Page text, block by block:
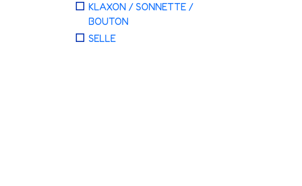
KLAXON / SONNETTE /
BOUTON
SELLE